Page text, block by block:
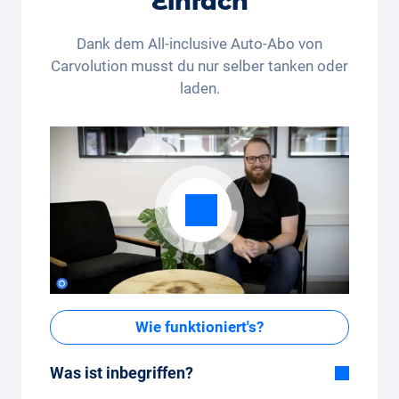
Dank dem All-inclusive Auto-Abo von
Carvolution musst du nur selber tanken oder
laden.
Wie funktioniert's?
Was ist inbegriffen?